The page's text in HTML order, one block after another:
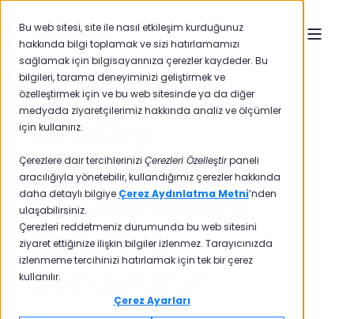
Bu web sitesi, site ile nasıl etkileşim kurduğunuz
hakkında bilgi toplamak ve sizi hatırlamamızı
sağlamak için bilgisayarınıza çerezler kaydeder. Bu
bilgileri, tarama deneyiminizi geliştirmek ve
özelleştirmek için ve bu web sitesinde ya da diğer
medyada ziyaretçilerimiz hakkında analiz ve ölçümler
için kullanırız.
Çerezlere dair tercihlerinizi Çerezleri Özelleştirpaneli
aracılığıyla yönetebilir, kullandığımız çerezler hakkında
daha detaylı bilgiye Çerez Aydınlatma Metni’nden
ulaşabilirsiniz.
Çerezleri reddetmeniz durumunda bu web sitesini
ziyaret ettiğinize ilişkin bilgiler izlenmez. Tarayıcınızda
izlenmeme tercihinizi hatırlamak için tek bir çerez
kullanılır.
Çerez Ayarları
Sıra Dışı
Perakende
Deneyimlerini
Başarıya
Dönüştürün